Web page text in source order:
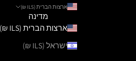
ארצות הברית (ILS ₪)
מדינה
ארצות הברית (ILS ₪)
ישראל (ILS ₪)